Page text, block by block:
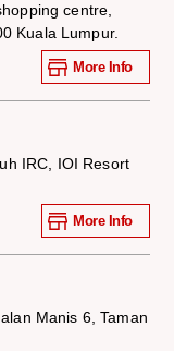
centre,
Kuala Lumpur.
More Info
IRC, IOI Resort
More Info
Manis 6, Taman